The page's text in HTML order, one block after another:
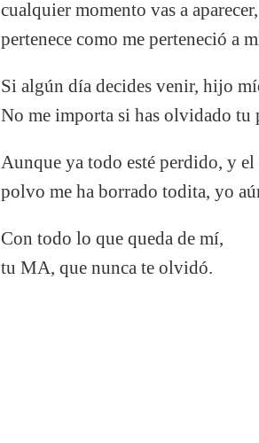
cualquier momento vas a
pertenece como me perteneció a
Si algún día decides venir, hijo
No me importa si has olvidado
Aunque ya todo esté perdido, y
polvo me ha borrado todita, yo
Con todo lo que queda de mí,
tu MA, que nunca te olvidó.